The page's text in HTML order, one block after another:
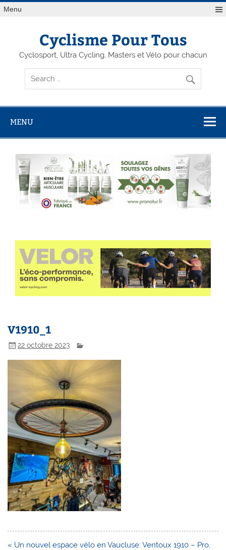
Menu
Cyclisme Pour Tous
Cyclosport, Ultra Cycling, Masters et Vélo pour chacun
MENU
V1910_1
22 octobre 2023
Navigation
« Un nouvel espace vélo en Vaucluse: Ventoux 1910 – Pro,